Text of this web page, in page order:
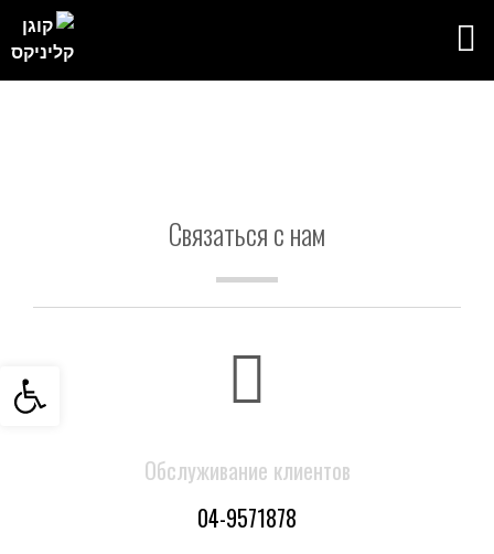
Open toolbar
Связаться с нам
Обслуживание клиентов
04-9571878